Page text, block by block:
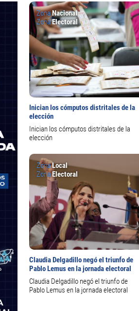
ZonaNacional
ZonaElectoral
Inician los cómputos distritales de la
elección
Inician los cómputos distritales de la
elección
ZonaLocal
ZonaElectoral
Claudia Delgadillo negó el triunfo de
Pablo Lemus en la jornada electoral
Claudia Delgadillo negó el triunfo de
Pablo Lemus en la jornada electoral